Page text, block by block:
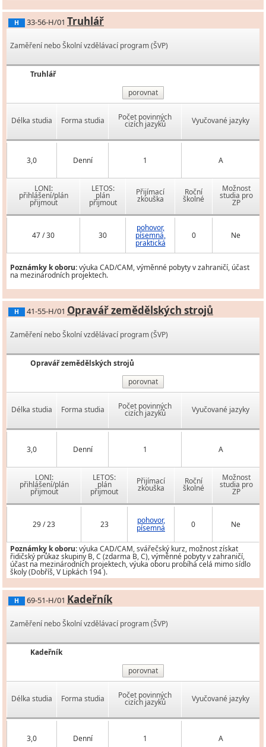
H 33-56-H/01 Truhlář
Zaměření nebo Školní vzdělávací program (ŠVP)
Truhlář
porovnat
Délka studia Forma studia Počet povinných
cizích jazyků Vyučované jazyky
3,0 Denní 1 A
LONI:
přihlášení/plán
přijmout
LETOS:
plán
přijmout
Přijímací
zkouška
Roční
školné
Možnost
studia pro
ZP
47 / 30 30
pohovor,
písemná,
praktická
0 Ne
Poznámky k oboru:výuka CAD/CAM, výměnné pobyty v zahraničí, účast
na mezinárodních projektech.
H 41-55-H/01 Opravář zemědělských strojů
Zaměření nebo Školní vzdělávací program (ŠVP)
Opravář zemědělských strojů
porovnat
Délka studia Forma studia Počet povinných
cizích jazyků Vyučované jazyky
3,0 Denní 1 A
LONI:
přihlášení/plán
přijmout
LETOS:
plán
přijmout
Přijímací
zkouška
Roční
školné
Možnost
studia pro
ZP
29 / 23 23 pohovor,
písemná 0 Ne
Poznámky k oboru:výuka CAD/CAM, svářečský kurz, možnost získat
řidičský průkaz skupiny B, C (zdarma B, C), výměnné pobyty v zahraničí,
účast na mezinárodních projektech, výuka oboru probíhá celá mimo sídlo
školy (Dobříš, V Lipkách 194 ).
H 69-51-H/01 Kadeřník
Zaměření nebo Školní vzdělávací program (ŠVP)
Kadeřník
porovnat
Délka studia Forma studia Počet povinných
cizích jazyků Vyučované jazyky
3,0 Denní 1 A